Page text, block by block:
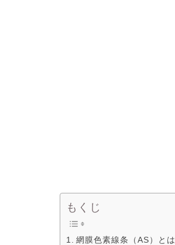
もくじ
網膜色素線条（AS）とは